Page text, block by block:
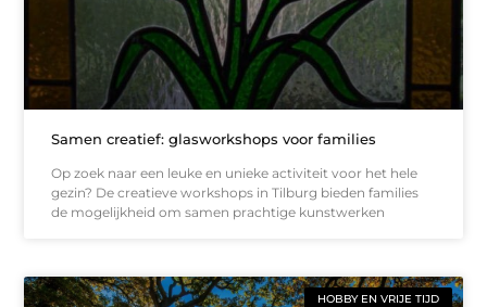
Samen creatief: glasworkshops voor families
Op zoek naar een leuke en unieke activiteit voor het hele
gezin? De creatieve workshops in Tilburg bieden families
de mogelijkheid om samen prachtige kunstwerken
HOBBY EN VRIJE TIJD